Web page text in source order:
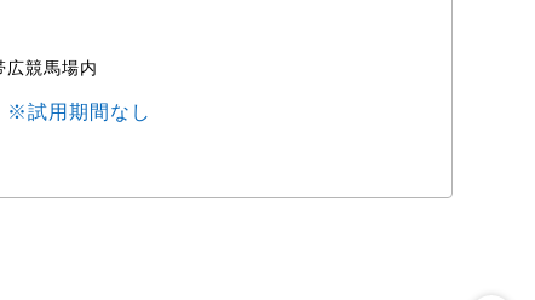
競馬場内
※試用期間なし